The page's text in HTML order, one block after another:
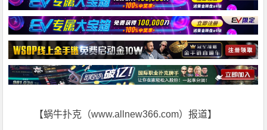
【蜗牛扑克（www.allnew366.com）报道】